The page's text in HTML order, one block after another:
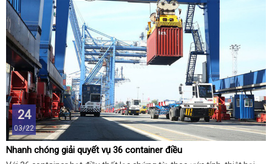
24
03/22
Nhanh chóng giải quyết vụ 36 container điều